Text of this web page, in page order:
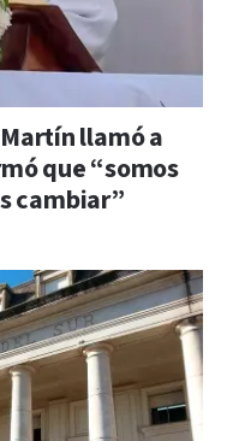
llamó a
que “somos
cambiar”